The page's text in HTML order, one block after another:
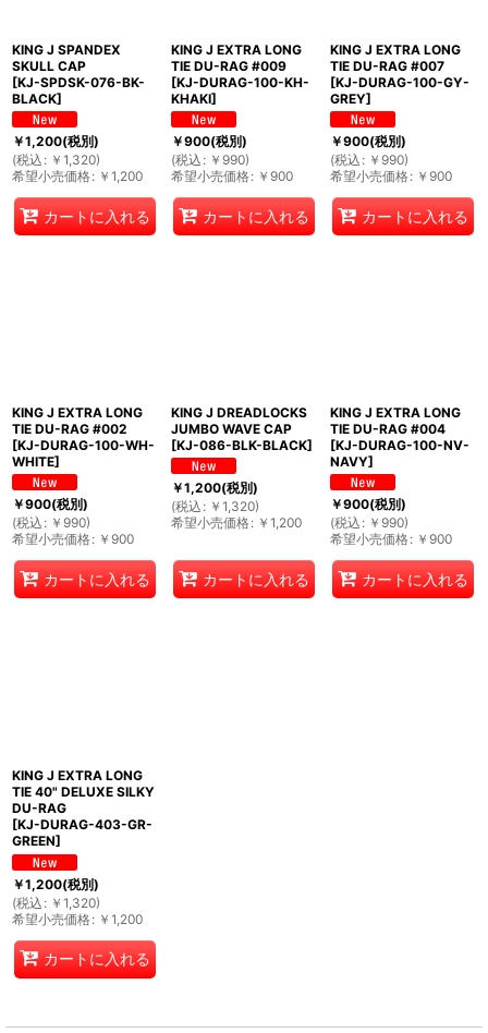
KING J SPANDEX
SKULL CAP
[KJ-SPDSK-076-BK-
BLACK]
￥1,200(税別)
(税込 : ￥ 1,320)
希望小売価格: ￥ 1,200
カートに入れる
KING J EXTRA LONG
TIE DU-RAG #009
[KJ-DURAG-100-KH-
KHAKI]
￥900(税別)
(税込 : ￥ 990)
希望小売価格: ￥ 900
カートに入れる
KING J EXTRA LONG
TIE DU-RAG #007
[KJ-DURAG-100-GY-
GREY]
￥900(税別)
(税込 : ￥ 990)
希望小売価格: ￥ 900
カートに入れる
KING J EXTRA LONG
TIE DU-RAG #002
[KJ-DURAG-100-WH-
WHITE]
￥900(税別)
(税込 : ￥ 990)
希望小売価格: ￥ 900
カートに入れる
KING J DREADLOCKS
JUMBO WAVE CAP
[KJ-086-BLK-BLACK]
￥1,200(税別)
(税込 : ￥ 1,320)
希望小売価格: ￥ 1,200
カートに入れる
KING J EXTRA LONG
TIE DU-RAG #004
[KJ-DURAG-100-NV-
NAVY]
￥900(税別)
(税込 : ￥ 990)
希望小売価格: ￥ 900
カートに入れる
KING J EXTRA LONG
TIE 40" DELUXE SILKY
DU-RAG
[KJ-DURAG-403-GR-
GREEN]
￥1,200(税別)
(税込 : ￥ 1,320)
希望小売価格: ￥ 1,200
カートに入れる